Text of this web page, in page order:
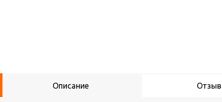
Описание